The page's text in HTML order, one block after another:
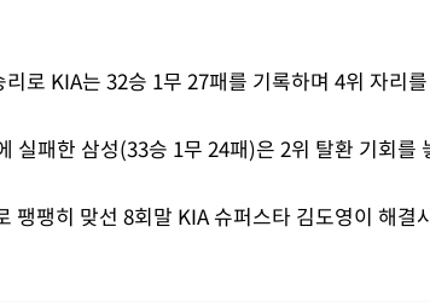
리로 KIA는 32승 1무 27패를 기록하며 4위 자리
실패한 삼성(33승 1무 24패)은 2위 탈환 기회를
팽팽히 맞선 8회말 KIA 슈퍼스타 김도영이 해결